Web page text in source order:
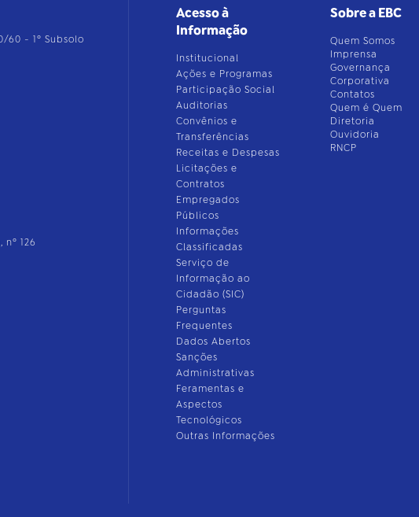
60 - 1º Subsolo
126
Acesso à
Informação
Institucional
Ações e Programas
Participação Social
Auditorias
Convênios e
Transferências
Receitas e Despesas
Licitações e
Contratos
Empregados
Públicos
Informações
Classificadas
Serviço de
Informação ao
Cidadão (SIC)
Perguntas
Frequentes
Dados Abertos
Sanções
Administrativas
Feramentas e
Aspectos
Tecnológicos
Outras Informações
Sobre a EBC
Quem Somos
Imprensa
Governança
Corporativa
Contatos
Quem é Quem
Diretoria
Ouvidoria
RNCP